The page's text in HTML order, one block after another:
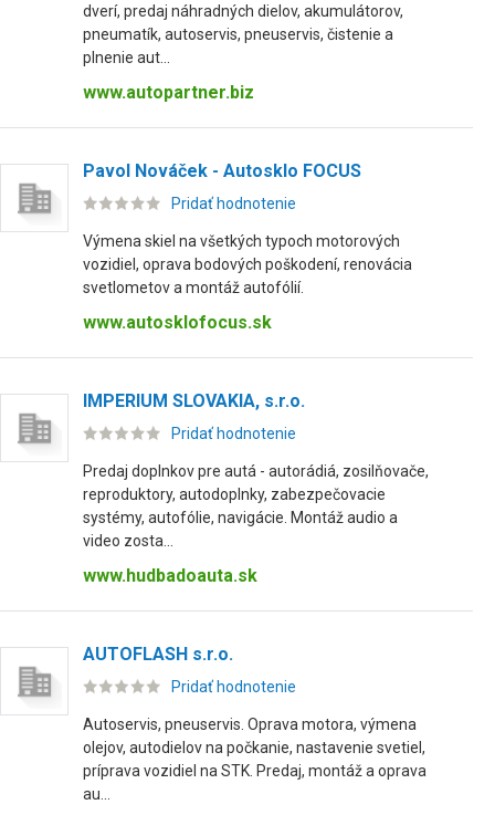
dverí, predaj náhradných dielov, akumulátorov,
pneumatík, autoservis, pneuservis, čistenie a
plnenie aut...
www.autopartner.biz
Pavol Nováček - Autosklo FOCUS
Pridať hodnotenie
Výmena skiel na všetkých typoch motorových
vozidiel, oprava bodových poškodení, renovácia
svetlometov a montáž autofólií.
www.autosklofocus.sk
IMPERIUM SLOVAKIA, s.r.o.
Pridať hodnotenie
Predaj doplnkov pre autá - autorádiá, zosilňovače,
reproduktory, autodoplnky, zabezpečovacie
systémy, autofólie, navigácie. Montáž audio a
video zosta...
www.hudbadoauta.sk
AUTOFLASH s.r.o.
Pridať hodnotenie
Autoservis, pneuservis. Oprava motora, výmena
olejov, autodielov na počkanie, nastavenie svetiel,
príprava vozidiel na STK. Predaj, montáž a oprava
au...